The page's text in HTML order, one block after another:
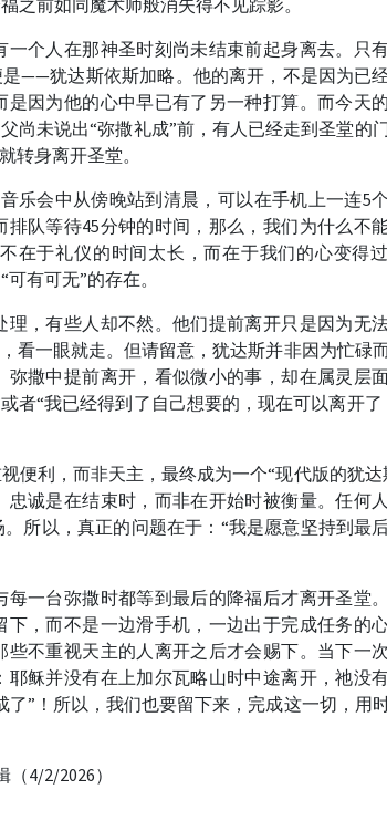
个人在那神圣时刻尚未结束前起身离去。只
——犹达斯依斯加略。他的离开，不是因为已
因为他的心中早已有了另一种打算。而今天
尚未说出“弥撒礼成”前，有人已经走到圣堂的
转身离开圣堂。
乐会中从傍晚站到清晨，可以在手机上一连5
队等待45分钟的时间，那么，我们为什么不
在于礼仪的时间太长，而在于我们的心变得
有可无”的存在。
，有些人却不然。他们提前离开只是因为无
看一眼就走。但请留意，犹达斯并非因为忙碌
撒中提前离开，看似微小的事，却在属灵层
者“我已经得到了自己想要的，现在可以离开了
便利，而非天主，最终成为一个“现代版的犹达
诚是在结束时，而非在开始时被衡量。任何
所以，真正的问题在于：“我是愿意坚持到最
一台弥撒时都等到最后的降福后才离开圣堂
，而不是一边滑手机，一边出于完成任务的
不重视天主的人离开之后才会赐下。当下一
稣并没有在上加尔瓦略山时中途离开，祂没
”！所以，我们也要留下来，完成这一切，用
4/2/2026）